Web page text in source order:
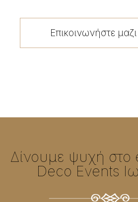
Επικοινωνήστε
Δίνουμε ψυχή στο
Deco Events